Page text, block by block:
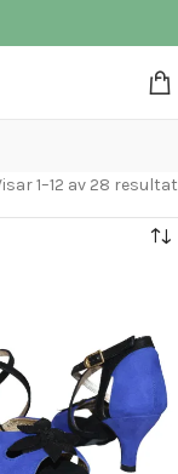
1–12 av 28 resultat